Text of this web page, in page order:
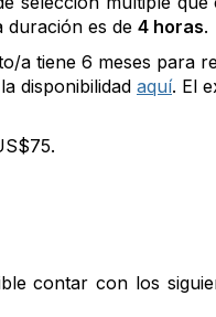
duración es de 4 horas.
a tiene 6 meses para
disponibilidad aquí. El
contar con los